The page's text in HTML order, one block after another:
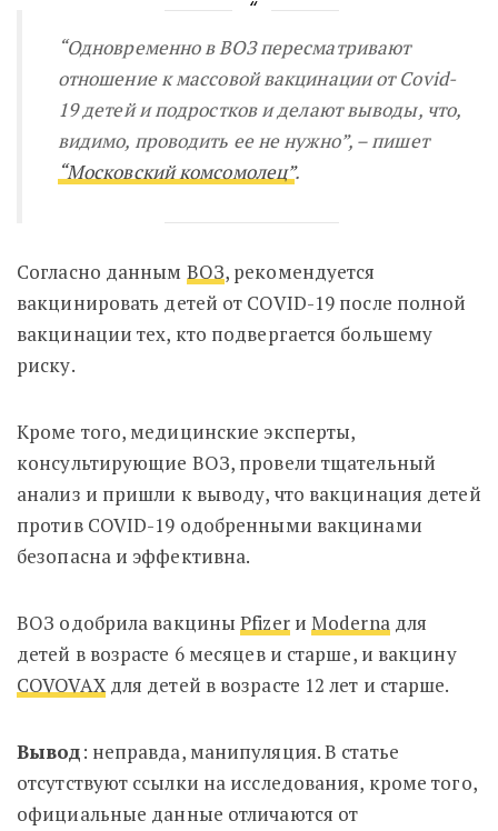
“Одновременно в ВОЗ пересматривают
отношение к массовой вакцинации от Covid-
19 детей и подростков и делают выводы, что,
видимо, проводить ее не нужно”, – пишет
“Московский комсомолец”.
Согласно данным ВОЗ, рекомендуется
вакцинировать детей от COVID-19 после полной
вакцинации тех, кто подвергается большему
риску.
Кроме того, медицинские эксперты,
консультирующие ВОЗ, провели тщательный
анализ и пришли к выводу, что вакцинация детей
против COVID-19 одобренными вакцинами
безопасна и эффективна.
ВОЗ одобрила вакцины PfizerиModerna для
детей в возрасте 6 месяцев и старше, и вакцину
COVOVAX для детей в возрасте 12 лет и старше.
Вывод: неправда, манипуляция. В статье
отсутствуют ссылки на исследования, кроме того,
официальные данные отличаются от